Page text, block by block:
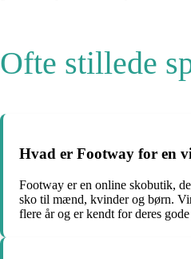
Ofte stillede
Hvad er Footway for en
Footway er en online skobutik,
sko til mænd, kvinder og børn.
flere år og er kendt for deres